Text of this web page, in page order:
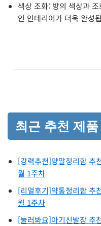
색상 조화: 방의 색상과
인 인테리어가 더욱 완성
최근 추천 제품
[강력추천]양말정리함 추
월 1주차
[리얼후기]약통정리함 추
월 1주차
[눌러봐요]아기신발장 추